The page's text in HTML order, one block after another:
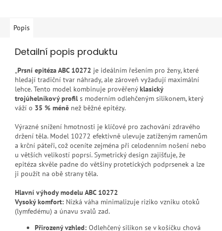
Popis
Detailní popis produktu
„Prsní epitéza ABC 10272 je ideálním řešením pro ženy, které
hledají tradiční tvar náhrady, ale zároveň vyžadují maximální
lehce. Tento model kombinuje prověřený klasický
trojúhelníkový profil s moderním odlehčeným silikonem, který
váží o 35 % méně než běžné epitézy.
Výrazné snížení hmotnosti je klíčové pro zachování zdravého
držení těla. Model 10272 efektivně ulevuje zatíženým ramenům
a krční páteři, což oceníte zejména při celodenním nošení nebo
u větších velikostí poprsí. Symetrický design zajišťuje, že
epitéza skvěle padne do většiny protetických podprsenek a lze
ji použít na obě strany těla.
Hlavní výhody modelu ABC 10272
Vysoký komfort: Nízká váha minimalizuje riziko vzniku otoků
(lymfedému) a únavu svalů zad.
Přirozený vzhled: Odlehčený silikon se v košíčku chová